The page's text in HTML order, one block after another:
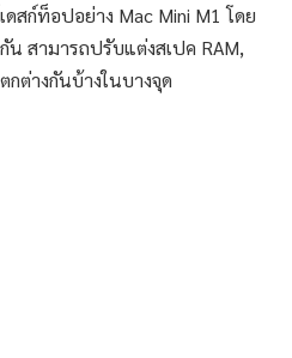
สก์ท็อปอย่าง Mac Mini M1 โดย
น สามารถปรับแต่งสเปค RAM,
กต่างกันบ้างในบางจุด